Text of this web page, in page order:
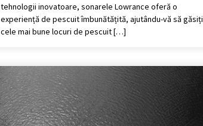
tehnologii inovatoare, sonarele Lowrance oferă o
experiență de pescuit îmbunătățită, ajutându-vă să găsiți
cele mai bune locuri de pescuit […]